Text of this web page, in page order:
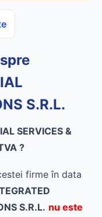
S.R.L.
SERVICES &
?
firme în data
S.R.L. nu este